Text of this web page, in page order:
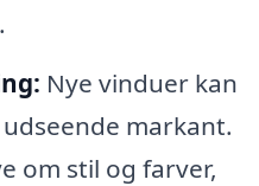
Nye vinduer kan
markant.
om stil og farver,